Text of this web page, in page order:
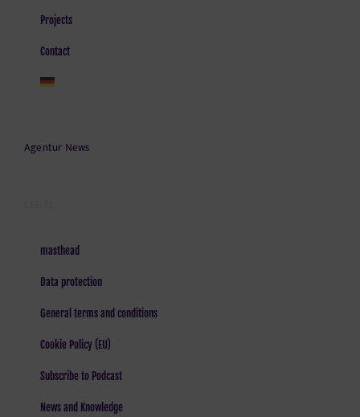
Projects
Contact
Agentur News
masthead
Data protection
General terms and conditions
Cookie Policy (EU)
Subscribe to Podcast
News and Knowledge